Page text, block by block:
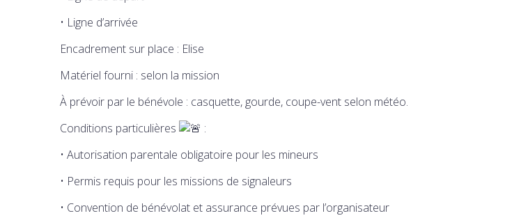
• Ligne d’arrivée
Encadrement sur place : Elise
Matériel fourni : selon la mission
À prévoir par le bénévole : casquette, gourde, coupe-vent selon météo.
Conditions particulières
:
• Autorisation parentale obligatoire pour les mineurs
• Permis requis pour les missions de signaleurs
• Convention de bénévolat et assurance prévues par l’organisateur